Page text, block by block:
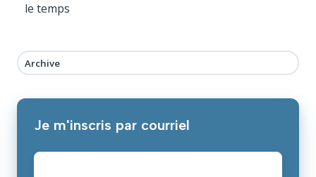
le temps
Archive
Je m'inscris par courriel
E-